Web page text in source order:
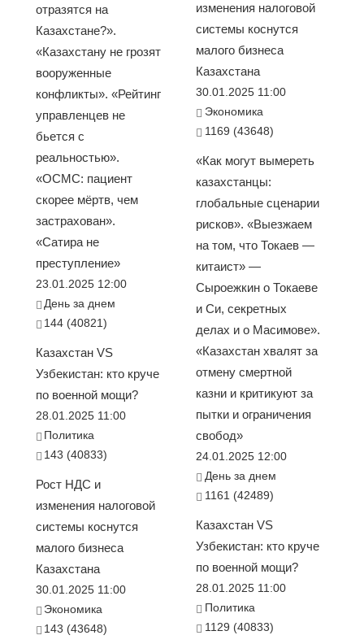
отразятся на
Казахстане?».
«Казахстану не грозят
вооруженные
конфликты». «Рейтинг
управленцев не
бьется с
реальностью».
«ОСМС: пациент
скорее мёртв, чем
застрахован».
«Сатира не
преступление»
23.01.2025 12:00
День за днем
144 (40821)
Казахстан VS
Узбекистан: кто круче
по военной мощи?
28.01.2025 11:00
Политика
143 (40833)
Рост НДС и
изменения налоговой
системы коснутся
малого бизнеса
Казахстана
30.01.2025 11:00
Экономика
143 (43648)
изменения налоговой
системы коснутся
малого бизнеса
Казахстана
30.01.2025 11:00
Экономика
1169 (43648)
«Как могут вымереть
казахстанцы:
глобальные сценарии
рисков». «Выезжаем
на том, что Токаев —
китаист» —
Сыроежкин о Токаеве
и Си, секретных
делах и о Масимове».
«Казахстан хвалят за
отмену смертной
казни и критикуют за
пытки и ограничения
свобод»
24.01.2025 12:00
День за днем
1161 (42489)
Казахстан VS
Узбекистан: кто круче
по военной мощи?
28.01.2025 11:00
Политика
1129 (40833)